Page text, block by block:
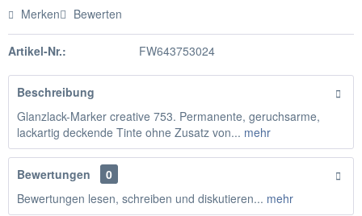
Merken Bewerten
Artikel-Nr.: FW643753024
Beschreibung
Glanzlack-Marker creative 753. Permanente, geruchsarme,
lackartig deckende Tinte ohne Zusatz von... mehr
Bewertungen
0
Bewertungen lesen, schreiben und diskutieren... mehr